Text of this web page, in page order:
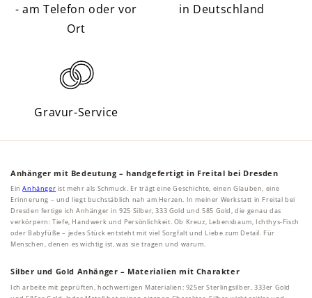
- am Telefon oder vor
Ort
in Deutschland
Gravur-Service
Anhänger mit Bedeutung – handgefertigt in Freital bei Dresden
EinAnhänger ist mehr als Schmuck. Er trägt eine Geschichte, einen Glauben, eine
Erinnerung – und liegt buchstäblich nah am Herzen. In meiner Werkstatt in Freital bei
Dresden fertige ich Anhänger in 925 Silber, 333 Gold und 585 Gold, die genau das
verkörpern: Tiefe, Handwerk und Persönlichkeit. Ob Kreuz, Lebensbaum, Ichthys-Fisch
oder Babyfüße – jedes Stück entsteht mit viel Sorgfalt und Liebe zum Detail. Für
Menschen, denen es wichtig ist, was sie tragen und warum.
Silber und Gold Anhänger – Materialien mit Charakter
Ich arbeite mit geprüften, hochwertigen Materialien: 925er Sterlingsilber, 333er Gold